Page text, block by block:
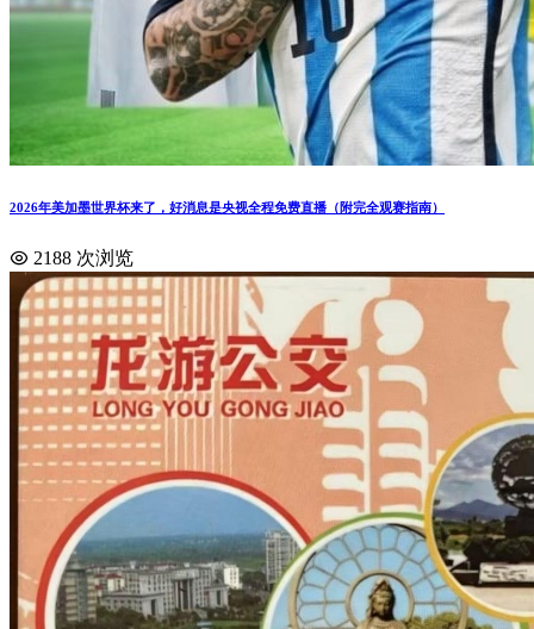
2026年美加墨世界杯来了，好消息是央视全程免费直播（附完全观赛指南）
2188 次浏览